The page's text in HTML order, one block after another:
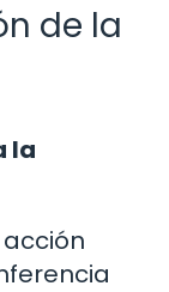
de la
la
acción